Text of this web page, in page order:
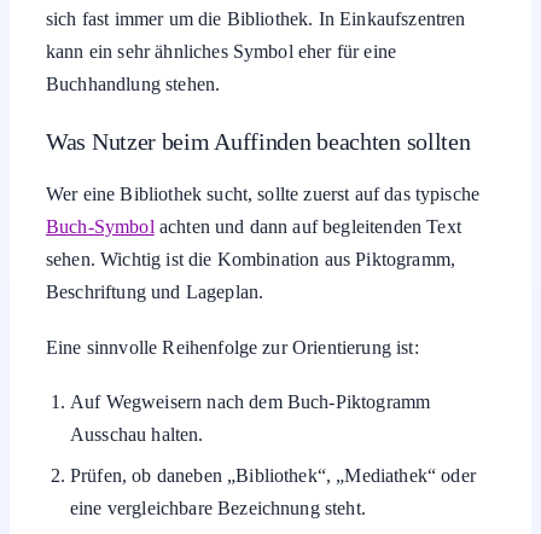
sich fast immer um die Bibliothek. In Einkaufszentren
kann ein sehr ähnliches Symbol eher für eine
Buchhandlung stehen.
Was Nutzer beim Auffinden beachten sollten
Wer eine Bibliothek sucht, sollte zuerst auf das typische
Buch-Symbol achten und dann auf begleitenden Text
sehen. Wichtig ist die Kombination aus Piktogramm,
Beschriftung und Lageplan.
Eine sinnvolle Reihenfolge zur Orientierung ist:
Auf Wegweisern nach dem Buch-Piktogramm
Ausschau halten.
Prüfen, ob daneben „Bibliothek“, „Mediathek“ oder
eine vergleichbare Bezeichnung steht.